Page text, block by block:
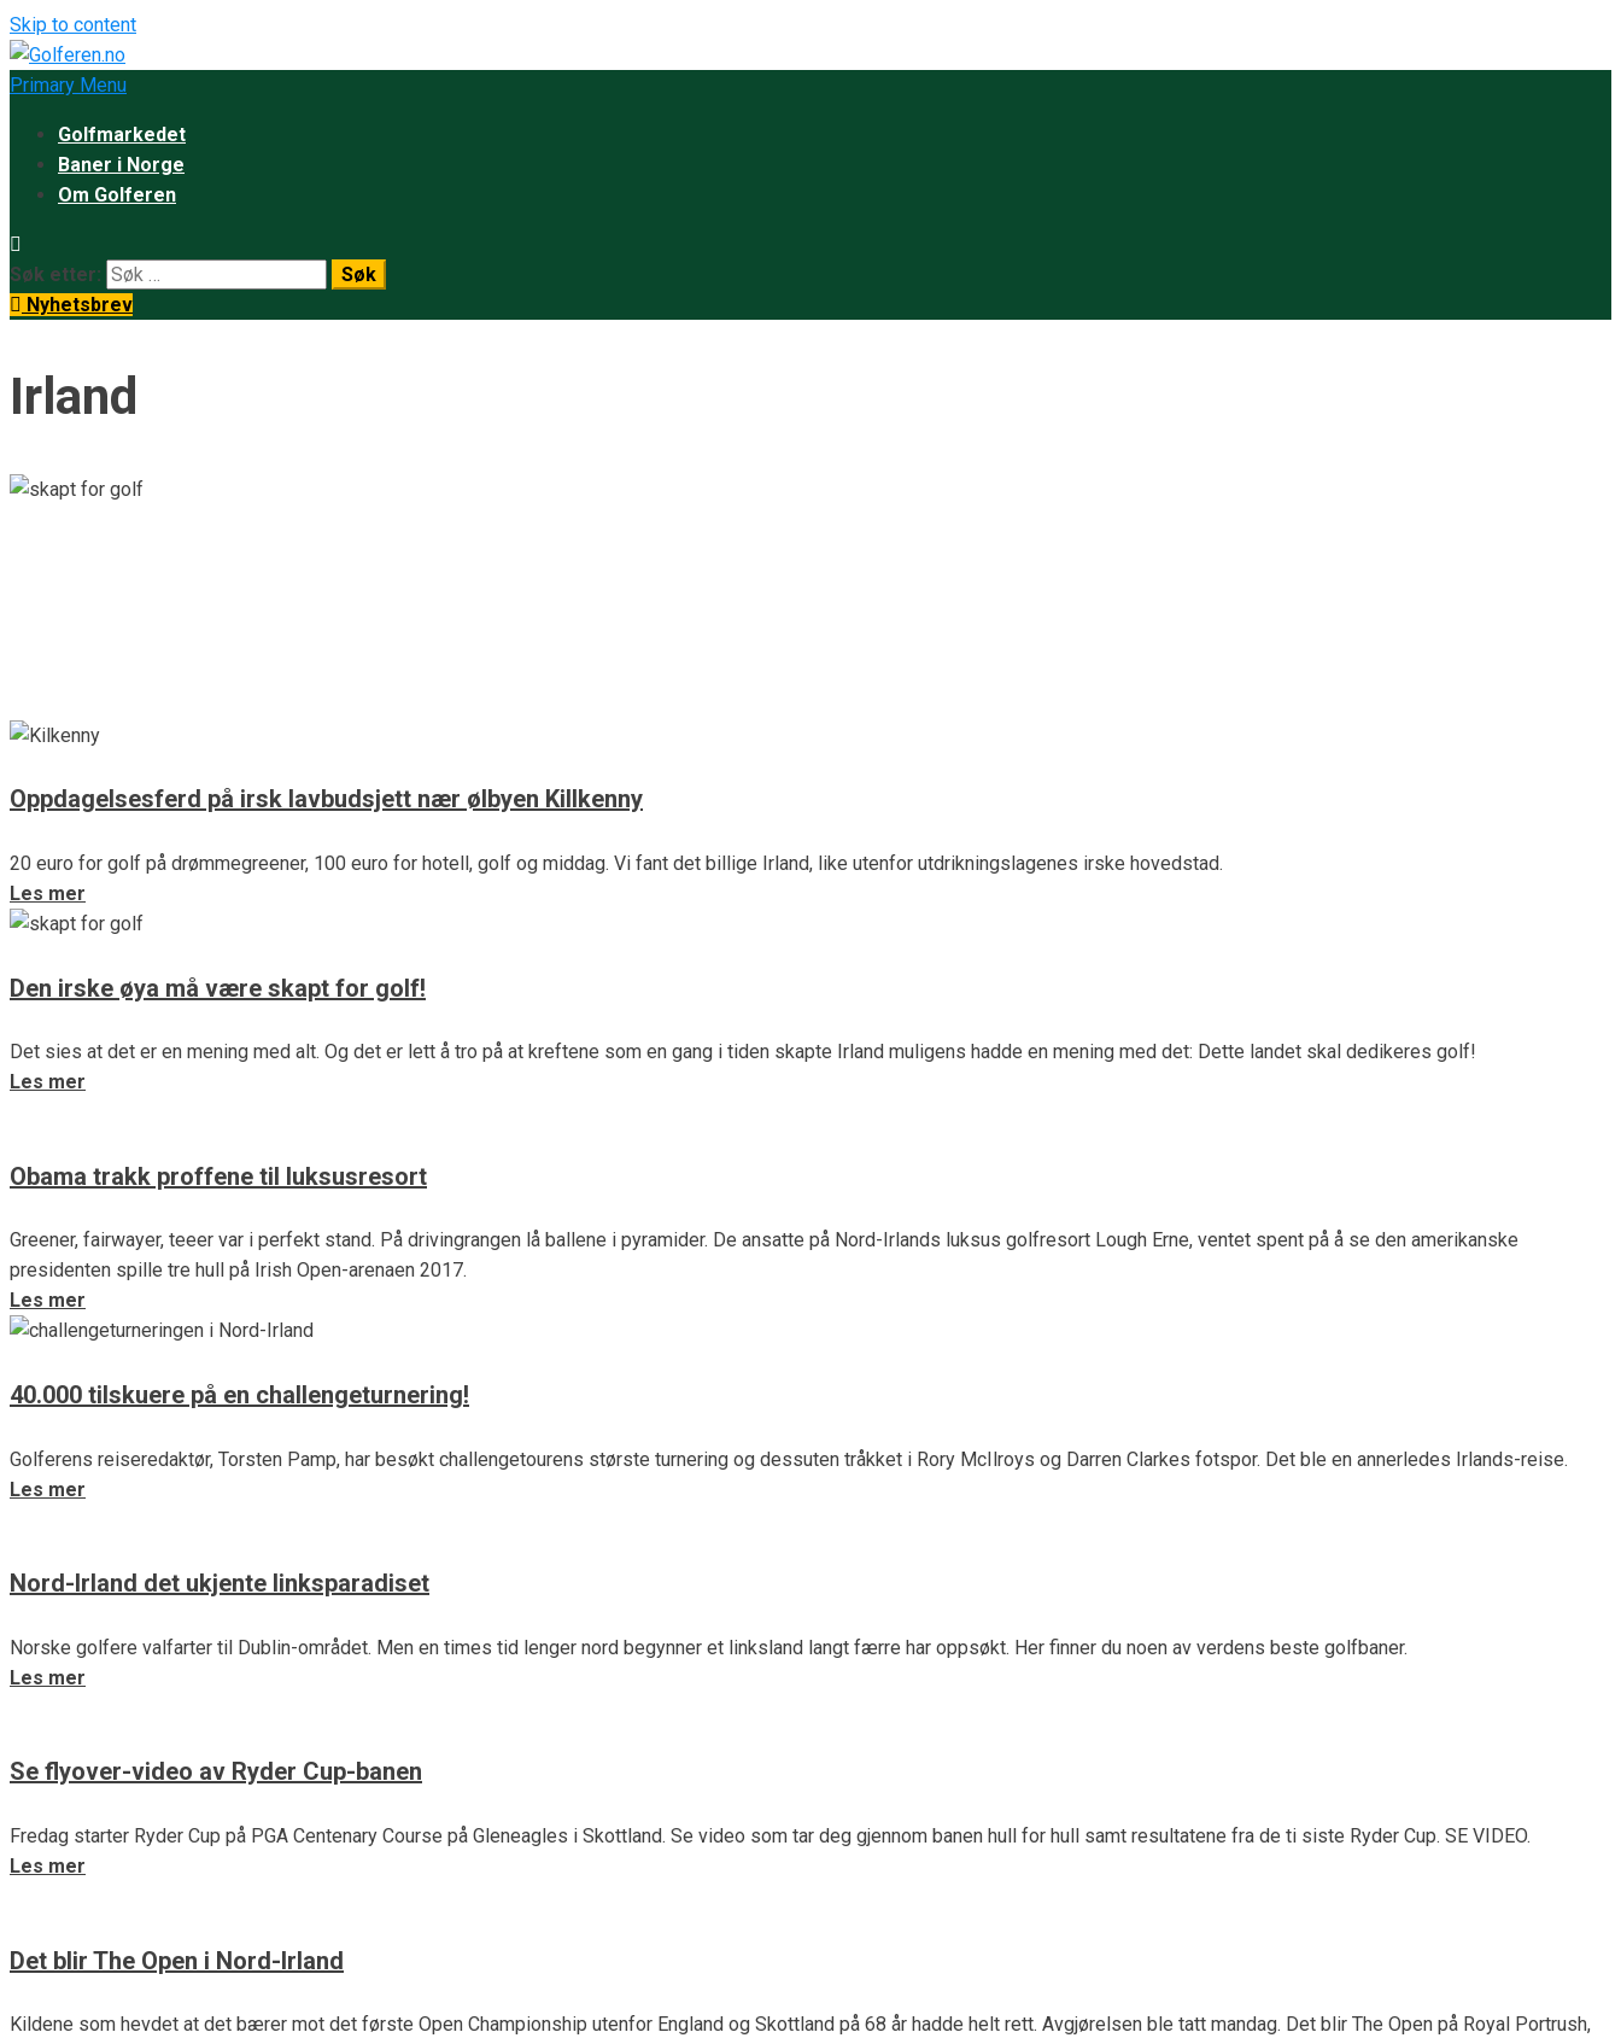
Skip to content
Primary Menu
Golfmarkedet
Baner i Norge
Om Golferen
Søk etter:
Nyhetsbrev
Irland
Oppdagelsesferd på irsk lavbudsjett nær ølbyen Killkenny
20 euro for golf på drømmegreener, 100 euro for hotell, golf og middag. Vi fant det billige Irland, like utenfor utdrikningslagenes irske hovedstad.
Les mer
Den irske øya må være skapt for golf!
Det sies at det er en mening med alt. Og det er lett å tro på at kreftene som en gang i tiden skapte Irland muligens hadde en mening med det: Dette landet skal dedikeres golf!
Les mer
Obama trakk proffene til luksusresort
Greener, fairwayer, teeer var i perfekt stand. På drivingrangen lå ballene i pyramider. De ansatte på Nord-Irlands luksus golfresort Lough Erne, ventet spent på å se den amerikanske
presidenten spille tre hull på Irish Open-arenaen 2017.
Les mer
40.000 tilskuere på en challengeturnering!
Golferens reiseredaktør, Torsten Pamp, har besøkt challengetourens største turnering og dessuten tråkket i Rory McIlroys og Darren Clarkes fotspor. Det ble en annerledes Irlands-reise.
Les mer
Nord-Irland det ukjente linksparadiset
Norske golfere valfarter til Dublin-området. Men en times tid lenger nord begynner et linksland langt færre har oppsøkt. Her finner du noen av verdens beste golfbaner.
Les mer
Se flyover-video av Ryder Cup-banen
Fredag starter Ryder Cup på PGA Centenary Course på Gleneagles i Skottland. Se video som tar deg gjennom banen hull for hull samt resultatene fra de ti siste Ryder Cup. SE VIDEO.
Les mer
Det blir The Open i Nord-Irland
Kildene som hevdet at det bærer mot det første Open Championship utenfor England og Skottland på 68 år hadde helt rett. Avgjørelsen ble tatt mandag. Det blir The Open på Royal Portrush,